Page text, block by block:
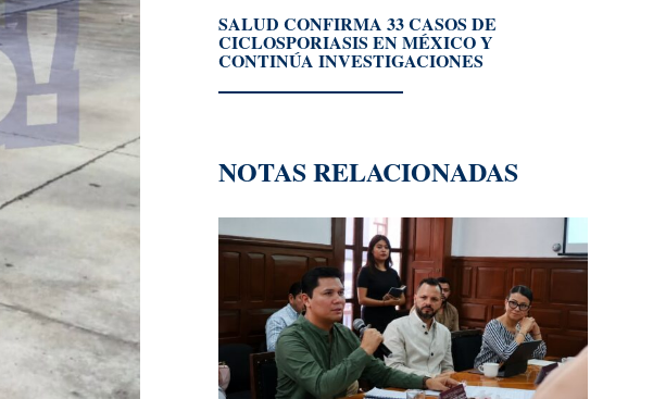
SALUD CONFIRMA 33 CASOS DE
CICLOSPORIASIS EN MÉXICO Y
CONTINÚA INVESTIGACIONES
NOTAS RELACIONADAS